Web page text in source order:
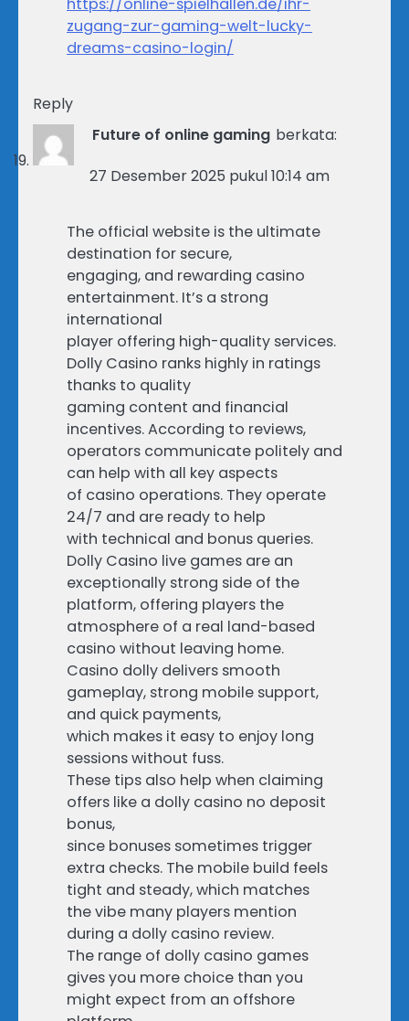
https://online-spielhallen.de/ihr-
zugang-zur-gaming-welt-lucky-
dreams-casino-login/
Reply
Future of online gaming berkata:
27 Desember 2025 pukul 10:14 am
The official website is the ultimate
destination for secure,
engaging, and rewarding casino
entertainment. It’s a strong
international
player offering high-quality services.
Dolly Casino ranks highly in ratings
thanks to quality
gaming content and financial
incentives. According to reviews,
operators communicate politely and
can help with all key aspects
of casino operations. They operate
24/7 and are ready to help
with technical and bonus queries.
Dolly Casino live games are an
exceptionally strong side of the
platform, offering players the
atmosphere of a real land-based
casino without leaving home.
Casino dolly delivers smooth
gameplay, strong mobile support,
and quick payments,
which makes it easy to enjoy long
sessions without fuss.
These tips also help when claiming
offers like a dolly casino no deposit
bonus,
since bonuses sometimes trigger
extra checks. The mobile build feels
tight and steady, which matches
the vibe many players mention
during a dolly casino review.
The range of dolly casino games
gives you more choice than you
might expect from an offshore